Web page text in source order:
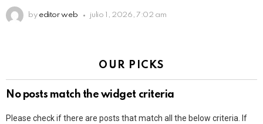
by editor web julio 1, 2026, 7:02 am
OUR PICKS
No posts match the widget criteria
Please check if there are posts that match all the below criteria. If